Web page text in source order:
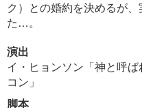
ク）との婚約を決めるが
た…。
演出
イ・ヒョンソン「神と呼
コン」
脚本